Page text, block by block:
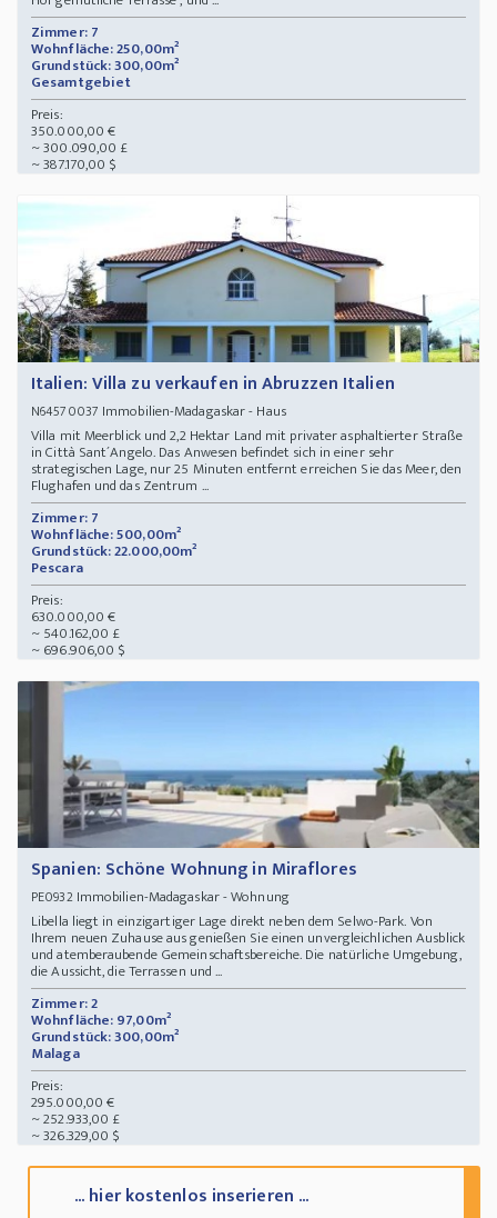
Zimmer: 7
Wohnfläche: 250,00m²
Grundstück: 300,00m²
Gesamtgebiet
Preis:
350.000,00 €
~ 300.090,00 £
~ 387.170,00 $
Italien: Villa zu verkaufen in Abruzzen Italien
N64570037 Immobilien-Madagaskar - Haus
Villa mit Meerblick und 2,2 Hektar Land mit privater asphaltierter Straße
in Città Sant´Angelo. Das Anwesen befindet sich in einer sehr
strategischen Lage, nur 25 Minuten entfernt erreichen Sie das Meer, den
Flughafen und das Zentrum ...
Zimmer: 7
Wohnfläche: 500,00m²
Grundstück: 22.000,00m²
Pescara
Preis:
630.000,00 €
~ 540.162,00 £
~ 696.906,00 $
Spanien: Schöne Wohnung in Miraflores
PE0932Immobilien-Madagaskar - Wohnung
Libella liegt in einzigartiger Lage direkt neben dem Selwo-Park. Von
Ihrem neuen Zuhause aus genießen Sie einen unvergleichlichen Ausblick
und atemberaubende Gemeinschaftsbereiche. Die natürliche Umgebung,
die Aussicht, die Terrassen und ...
Zimmer: 2
Wohnfläche: 97,00m²
Grundstück: 300,00m²
Malaga
Preis:
295.000,00 €
~ 252.933,00 £
~ 326.329,00 $
... hier kostenlos inserieren ...